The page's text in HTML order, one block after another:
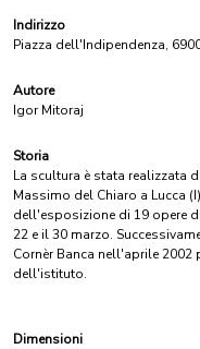
Indirizzo
Piazza dell'Indipendenza,
Autore
Igor Mitoraj
Storia
La scultura è stata realizzata
Massimo del Chiaro a Lucca
dell'esposizione di 19 opere
22 e il 30 marzo.
Cornèr Banca nell'aprile
dell'istituto.
Dimensioni